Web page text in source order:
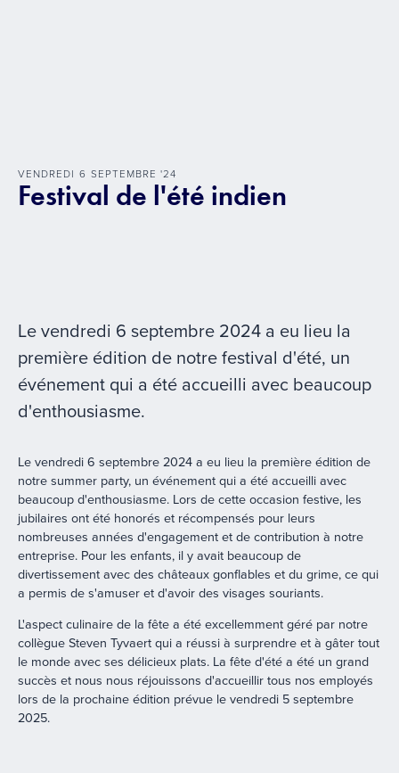
VENDREDI 6 SEPTEMBRE '24
Festival de l'été indien
Le vendredi 6 septembre 2024 a eu lieu la
première édition de notre festival d'été, un
événement qui a été accueilli avec beaucoup
d'enthousiasme.
Le vendredi 6 septembre 2024 a eu lieu la première édition de
notre summer party, un événement qui a été accueilli avec
beaucoup d'enthousiasme. Lors de cette occasion festive, les
jubilaires ont été honorés et récompensés pour leurs
nombreuses années d'engagement et de contribution à notre
entreprise. Pour les enfants, il y avait beaucoup de
divertissement avec des châteaux gonflables et du grime, ce qui
a permis de s'amuser et d'avoir des visages souriants.
L'aspect culinaire de la fête a été excellemment géré par notre
collègue Steven Tyvaert qui a réussi à surprendre et à gâter tout
le monde avec ses délicieux plats. La fête d'été a été un grand
succès et nous nous réjouissons d'accueillir tous nos employés
lors de la prochaine édition prévue le vendredi 5 septembre
2025.